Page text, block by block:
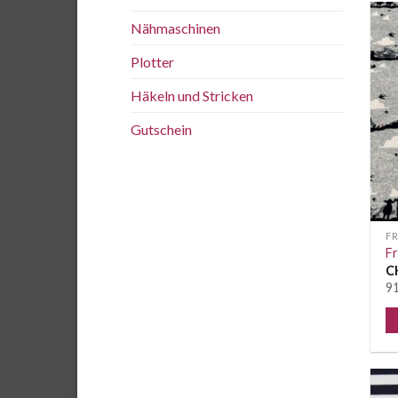
Nähmaschinen
Plotter
Häkeln und Stricken
Gutschein